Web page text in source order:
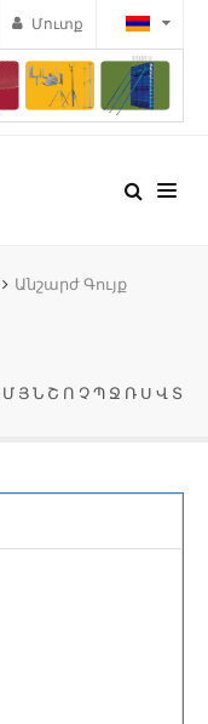
Մուտք
Անշարժ Գույք
Մ ՅՆ Շ Ո ՉՊ Ջ Ռ Ս Վ Տ